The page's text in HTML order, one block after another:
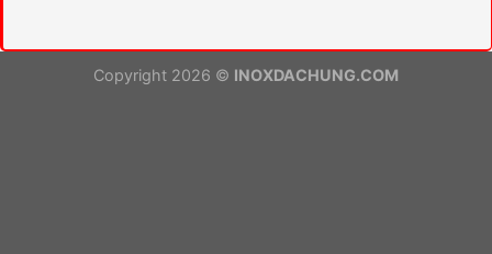
Copyright 2026 © INOXDACHUNG.COM